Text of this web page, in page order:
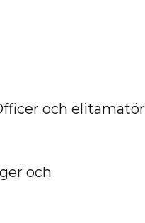
och elitamatör
och